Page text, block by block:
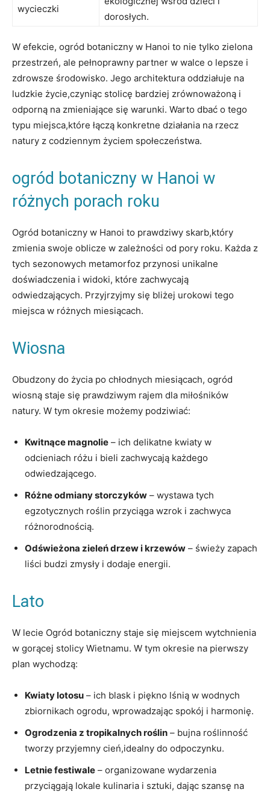
wycieczki
dorosłych.
W efekcie, ogród botaniczny w Hanoi to nie tylko zielona
przestrzeń, ale pełnoprawny partner w walce o lepsze i
zdrowsze środowisko. Jego architektura oddziałuje na
ludzkie życie,czyniąc stolicę bardziej zrównoważoną i
odporną na zmieniające się warunki. Warto dbać o tego
typu miejsca,które łączą konkretne działania na rzecz
natury z codziennym życiem społeczeństwa.
ogród botaniczny w Hanoi w
różnych porach roku
Ogród botaniczny w Hanoi to prawdziwy skarb,który
zmienia swoje oblicze w zależności od pory roku. Każda z
tych sezonowych metamorfoz przynosi unikalne
doświadczenia i widoki, które zachwycają
odwiedzających. Przyjrzyjmy się bliżej urokowi tego
miejsca w różnych miesiącach.
Wiosna
Obudzony do życia po chłodnych miesiącach, ogród
wiosną staje się prawdziwym rajem dla miłośników
natury. W tym okresie możemy podziwiać:
Kwitnące magnolie – ich delikatne kwiaty w
odcieniach różu i bieli zachwycają każdego
odwiedzającego.
Różne odmiany storczyków – wystawa tych
egzotycznych roślin przyciąga wzrok i zachwyca
różnorodnością.
Odświeżona zieleń drzew i krzewów – świeży zapach
liści budzi zmysły i dodaje energii.
Lato
W lecie Ogród botaniczny staje się miejscem wytchnienia
w gorącej stolicy Wietnamu. W tym okresie na pierwszy
plan wychodzą:
Kwiaty lotosu – ich blask i piękno lśnią w wodnych
zbiornikach ogrodu, wprowadzając spokój i harmonię.
Ogrodzenia z tropikalnych roślin – bujna roślinność
tworzy przyjemny cień,idealny do odpoczynku.
Letnie festiwale – organizowane wydarzenia
przyciągają lokale kulinaria i sztuki, dając szansę na